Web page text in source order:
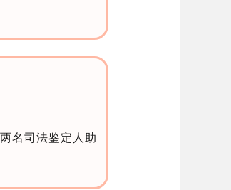
名司法鉴定人助